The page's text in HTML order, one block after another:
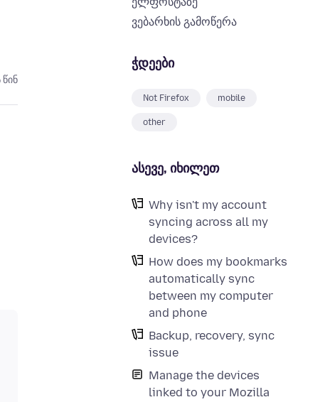
ვებარხის გამოწერა
ჭდეები
Not Firefox mobile
other
ასევე, იხილეთ
Why isn't my account
syncing across all my
devices?
How does my bookmarks
automatically sync
between my computer
and phone
Backup, recovery, sync
issue
Manage the devices
linked to your Mozilla